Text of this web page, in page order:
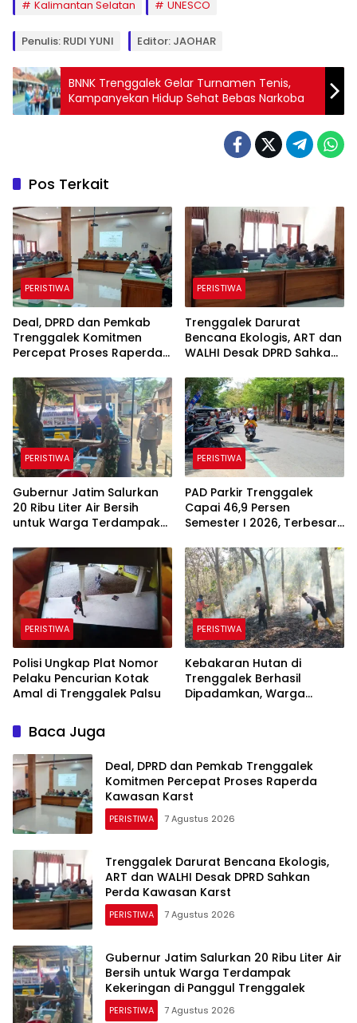
Kalimantan Selatan UNESCO
Penulis: RUDI YUNI Editor: JAOHAR
BNNK Trenggalek Gelar Turnamen Tenis,
Kampanyekan Hidup Sehat Bebas Narkoba
Pos Terkait
PERISTIWA
Deal, DPRD dan Pemkab
Trenggalek Komitmen
Percepat Proses Raperda
PERISTIWA
Trenggalek Darurat
Bencana Ekologis, ART dan
WALHI Desak DPRD Sahkan
PERISTIWA
Gubernur Jatim Salurkan
20 Ribu Liter Air Bersih
untuk Warga Terdampak
Trenggalek
PERISTIWA
PAD Parkir Trenggalek
Capai 46,9 Persen
Semester I 2026, Terbesar
PERISTIWA
Polisi Ungkap Plat Nomor
Pelaku Pencurian Kotak
Amal di Trenggalek Palsu
PERISTIWA
Kebakaran Hutan di
Trenggalek Berhasil
Dipadamkan, Warga
Baca Juga
Deal, DPRD dan Pemkab Trenggalek
Komitmen Percepat Proses Raperda
Kawasan Karst
PERISTIWA 7 Agustus 2026
Trenggalek Darurat Bencana Ekologis,
ART dan WALHI Desak DPRD Sahkan
Perda Kawasan Karst
PERISTIWA 7 Agustus 2026
Gubernur Jatim Salurkan 20 Ribu Liter Air
Bersih untuk Warga Terdampak
Kekeringan di Panggul Trenggalek
PERISTIWA 7 Agustus 2026